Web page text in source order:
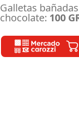
Galletas
chocolate: 100